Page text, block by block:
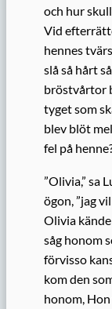
och hur
Vid
hennes
slå så hårt
bröstvårtor
tyget som
blev blöt
fel på
”Olivia,” sa
ögon, ”jag
Olivia
såg honom
förvisso
kom den
honom,